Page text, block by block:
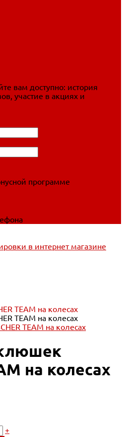
вам доступно: история
участие в акциях и
программе
в интернет магазине
TEAM на колесах
TEAM на колесах
на колесах
+